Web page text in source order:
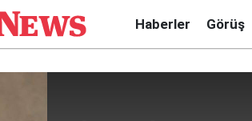
Haberler Görüş